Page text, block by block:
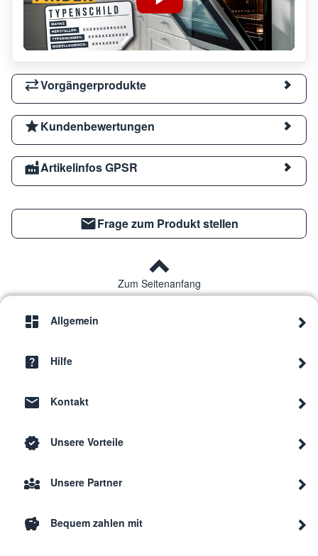
Vorgängerprodukte
Kundenbewertungen
Artikelinfos GPSR
Frage zum Produkt stellen
Zum Seitenanfang
Allgemein
Hilfe
Kontakt
Unsere Vorteile
Unsere Partner
Bequem zahlen mit